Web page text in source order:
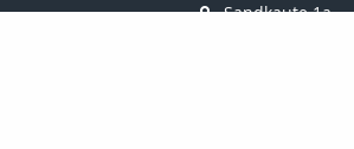
Sandkaute 1a